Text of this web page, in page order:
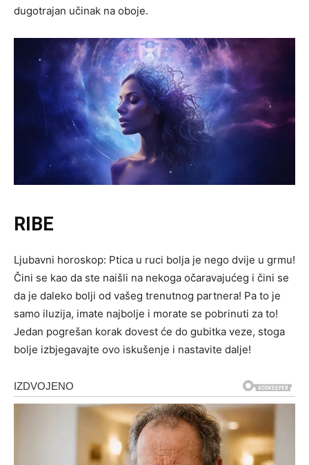
dugotrajan učinak na oboje.
RIBE
Ljubavni horoskop: Ptica u ruci bolja je nego dvije u grmu!
Čini se kao da ste naišli na nekoga očaravajućeg i čini se
da je daleko bolji od vašeg trenutnog partnera! Pa to je
samo iluzija, imate najbolje i morate se pobrinuti za to!
Jedan pogrešan korak dovest će do gubitka veze, stoga
bolje izbjegavajte ovo iskušenje i nastavite dalje!